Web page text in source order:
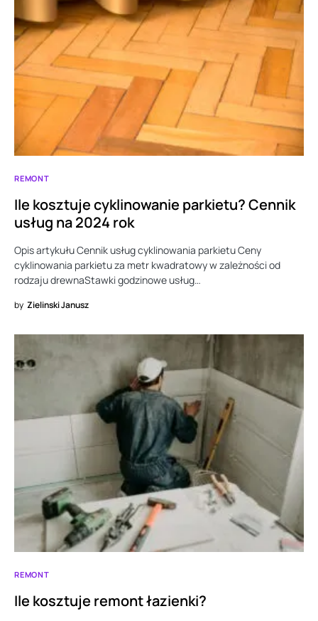
REMONT
Ile kosztuje cyklinowanie parkietu? Cennik
usług na 2024 rok
Opis artykułu Cennik usług cyklinowania parkietu Ceny
cyklinowania parkietu za metr kwadratowy w zależności od
rodzaju drewnaStawki godzinowe usług…
by Zielinski Janusz
REMONT
Ile kosztuje remont łazienki?